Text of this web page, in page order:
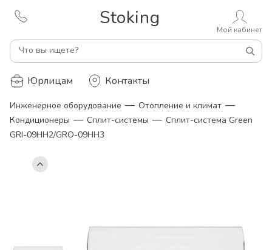
Stoking
Что вы ищете?
Мой кабинет
Юрлицам Контакты
Инженерное оборудование — Отопление и климат —
Кондиционеры — Сплит-системы — Сплит-система Green
GRI-09HH2/GRO-09HH3